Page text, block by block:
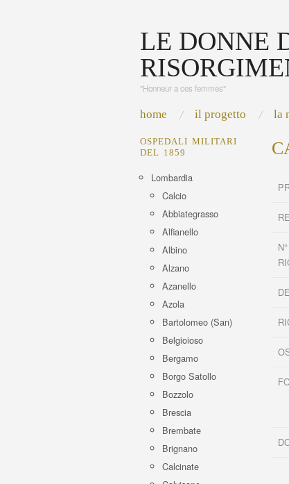
LE DONNE
"Honneur a ces femmes"
home il progetto la
OSPEDALI MILITARI
DEL 1859
Lombardia
Calcio
Abbiategrasso
Alfianello
Albino
Alzano
Azanello
Azola
Bartolomeo (San)
Belgioioso
Bergamo
Borgo Satollo
Bozzolo
Brescia
Brembate
Brignano
Calcinate
N°